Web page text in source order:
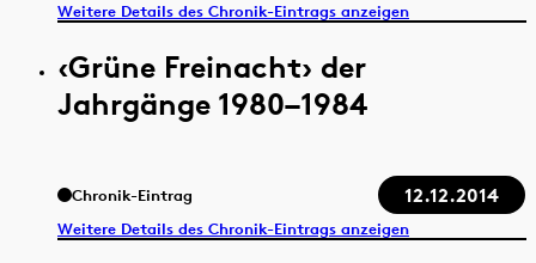
Weitere Details des Chronik-Eintrags anzeigen
‹Grüne Freinacht› der
Jahrgänge 1980–1984
Chronik-Eintrag 12.12.2014
Weitere Details des Chronik-Eintrags anzeigen